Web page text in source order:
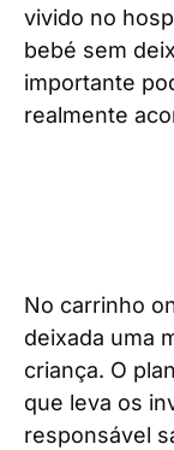
vivido no
bebé sem
importante
realmente
No carrinho
deixada uma
criança. O
que leva os
responsável